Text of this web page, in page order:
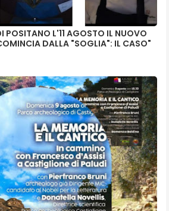
POSITANO L'11 AGOSTO IL NUOVO
DALLA "SOGLIA": IL CASO"